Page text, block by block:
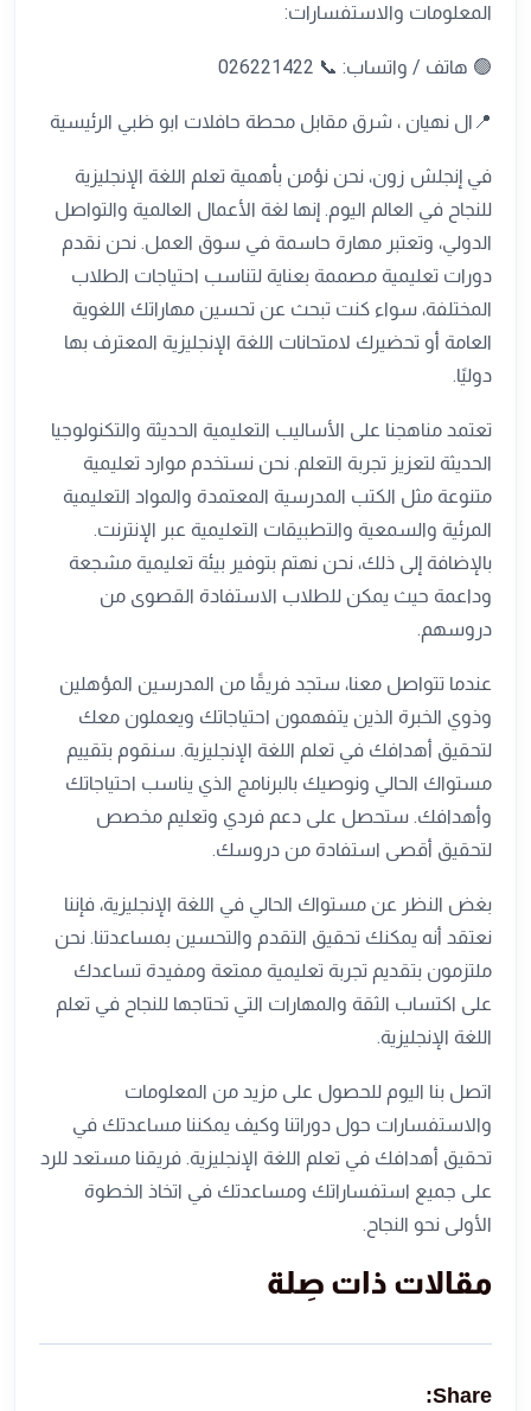
المعلومات والاستفسارات:
🟢 هاتف / واتساب: 📞 026221422
📍ال نهيان ، شرق مقابل محطة حافلات ابو ظبي الرئيسية
في إنجلش زون، نحن نؤمن بأهمية تعلم اللغة الإنجليزية
للنجاح في العالم اليوم. إنها لغة الأعمال العالمية والتواصل
الدولي، وتعتبر مهارة حاسمة في سوق العمل. نحن نقدم
دورات تعليمية مصممة بعناية لتناسب احتياجات الطلاب
المختلفة، سواء كنت تبحث عن تحسين مهاراتك اللغوية
العامة أو تحضيرك لامتحانات اللغة الإنجليزية المعترف بها
دوليًا.
تعتمد مناهجنا على الأساليب التعليمية الحديثة والتكنولوجيا
الحديثة لتعزيز تجربة التعلم. نحن نستخدم موارد تعليمية
متنوعة مثل الكتب المدرسية المعتمدة والمواد التعليمية
المرئية والسمعية والتطبيقات التعليمية عبر الإنترنت.
بالإضافة إلى ذلك، نحن نهتم بتوفير بيئة تعليمية مشجعة
وداعمة حيث يمكن للطلاب الاستفادة القصوى من
دروسهم.
عندما تتواصل معنا، ستجد فريقًا من المدرسين المؤهلين
وذوي الخبرة الذين يتفهمون احتياجاتك ويعملون معك
لتحقيق أهدافك في تعلم اللغة الإنجليزية. سنقوم بتقييم
مستواك الحالي ونوصيك بالبرنامج الذي يناسب احتياجاتك
وأهدافك. ستحصل على دعم فردي وتعليم مخصص
لتحقيق أقصى استفادة من دروسك.
بغض النظر عن مستواك الحالي في اللغة الإنجليزية، فإننا
نعتقد أنه يمكنك تحقيق التقدم والتحسين بمساعدتنا. نحن
ملتزمون بتقديم تجربة تعليمية ممتعة ومفيدة تساعدك
على اكتساب الثقة والمهارات التي تحتاجها للنجاح في تعلم
اللغة الإنجليزية.
اتصل بنا اليوم للحصول على مزيد من المعلومات
والاستفسارات حول دوراتنا وكيف يمكننا مساعدتك في
تحقيق أهدافك في تعلم اللغة الإنجليزية. فريقنا مستعد للرد
على جميع استفساراتك ومساعدتك في اتخاذ الخطوة
الأولى نحو النجاح.
مقالات ذات صِلة
Share: